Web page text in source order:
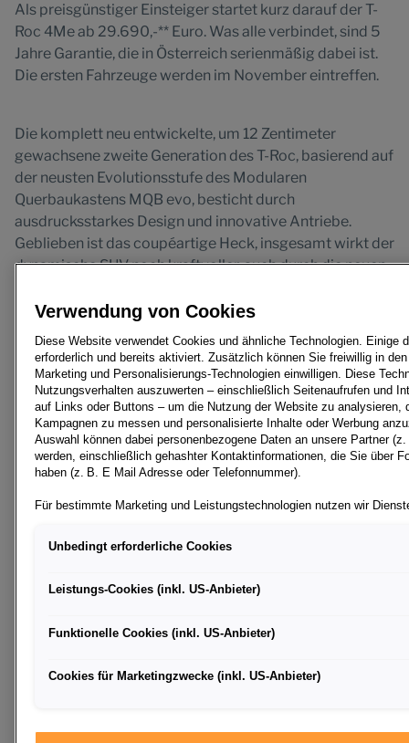
Als preisgünstiger Einsteiger startet kurz darauf der T-
Roc 4Me ab 29.690,-** Euro. Was alle verbindet, sind 5
Jahre Garantie, die in Österreich serienmäßig dabei ist.
Die ersten Fahrzeuge werden im November eintreffen.
Die komplett neu entwickelte, um 12 Zentimeter
gewachsene zweite Generation des T-Roc, basierend auf
der neusten Evolutionsstufe des Modularen
Querbaukastens MQB evo, besticht durch
ausdrucksstarkes Design und innovative Antriebe.
Geblieben ist das coupéartige Heck, insgesamt wirkt der
dynamische SUV noch kraftvoller, auch durch die neuen
Matrix optional) und der schmalen Lichtleiste, in deren
durchgängigen LED-Querspange am Heck mit einem rot
leuchtenden VW-Zeichen.
Innen sehr hochwertig mit einem 12,9 Zoll großen
Infotainment-Screen (Serie ab Life), mehr Platz im
Innen- und im Kofferraum, neue Assistenzsysteme und
Technologien aus höheren Fahrzeugklassen, wie der
Fahrerlebnisschalter sowie als „Easter-Egg“ eine
den Bestseller noch sympathischer.
Hybrid-Motorisierungen
Angetrieben wird der neue T-Roc ausschließlich mit
innovativen Hybrid-Turbobenzinern, zum Start mit zwei
PS1 und 110 kW /1502. Im Herbst 20226 folgen zwei
Verwendung von Cookies
Diese Website verwendet Cookies und ähnliche Technologien. Einige
erforderlich und bereits aktiviert. Zusätzlich können Sie freiwillig in
Marketing und Personalisierungs-Technologien einwilligen. Diese
Nutzungsverhalten auszuwerten – einschließlich Seitenaufrufen und
auf Links oder Buttons – um die Nutzung der Website zu analysieren,
Kampagnen zu messen und personalisierte Inhalte oder Werbung
Auswahl können dabei personenbezogene Daten an unsere Partner
werden, einschließlich gehashter Kontaktinformationen, die Sie über
haben (z. B. E Mail Adresse oder Telefonnummer).
Für bestimmte Marketing und Leistungstechnologien nutzen wir
besteht kein der EU gleichwertiges Datenschutzniveau; staatliche
Rechtsschutzmöglichkeiten können nicht ausgeschlossen werden.
oder Klick Interaktionen von dem Ihnen zugeordneten Händler bzw.
personalisierten Betreuung und der Erfolgsmessung der jeweiligen
Weitere Informationen zu den eingesetzten Technologien finden Sie in
Unbedingt erforderliche Cookies
Leistungs-Cookies (inkl. US-Anbieter)
Funktionelle Cookies (inkl. US-Anbieter)
Cookies für Marketingzwecke (inkl. US-Anbieter)